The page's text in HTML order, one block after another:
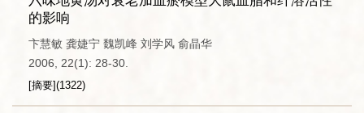
的影响
卞慧敏 龚婕宁 魏凯峰 刘学风 俞晶华
2006, 22(1): 28-30.
[摘要](1322)